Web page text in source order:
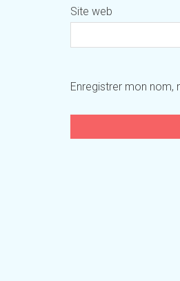
Site web
Enregistrer mon